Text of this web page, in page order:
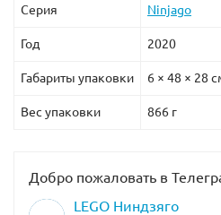
Серия Ninjago
Год 2020
Габариты упаковки 6 × 48 × 28
Вес упаковки 866 г
Добро пожаловать в
LEGO Ниндзяго